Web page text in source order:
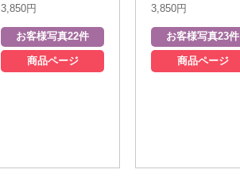
3,850円
商品ページ
3,850円
商品ページ